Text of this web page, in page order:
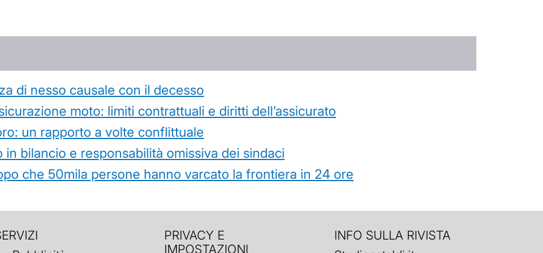
di nesso causale con il decesso
moto: limiti contrattuali e diritti dell’assicurato
un rapporto a volte conflittuale
bilancio e responsabilità omissiva dei sindaci
che 50mila persone hanno varcato la frontiera in 24 ore
PRIVACY E
IMPOSTAZIONI
INFO SULLA RIVISTA